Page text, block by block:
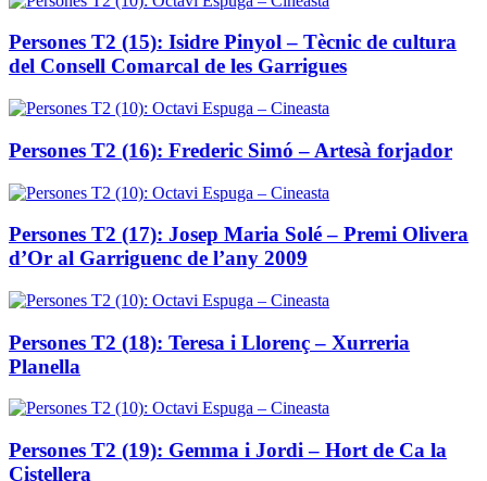
Persones T2 (15): Isidre Pinyol – Tècnic de cultura
del Consell Comarcal de les Garrigues
Persones T2 (16): Frederic Simó – Artesà forjador
Persones T2 (17): Josep Maria Solé – Premi Olivera
d’Or al Garriguenc de l’any 2009
Persones T2 (18): Teresa i Llorenç – Xurreria
Planella
Persones T2 (19): Gemma i Jordi – Hort de Ca la
Cistellera